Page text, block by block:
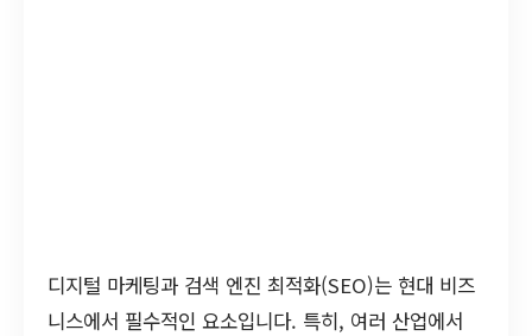
디지털 마케팅과 검색 엔진 최적화(SEO)는 현대 비즈
니스에서 필수적인 요소입니다. 특히, 여러 산업에서